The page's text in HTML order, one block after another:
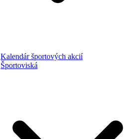
Kalendár športových akcií
Športoviská